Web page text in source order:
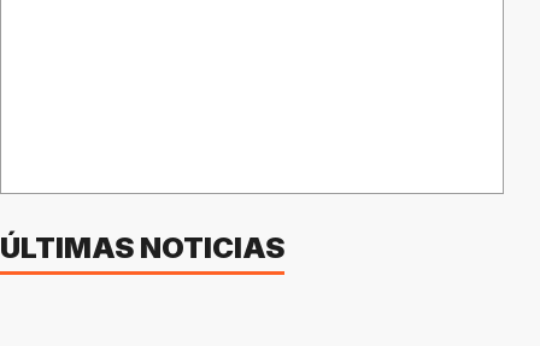
ÚLTIMAS NOTICIAS